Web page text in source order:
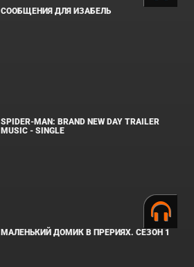
СООБЩЕНИЯ ДЛЯ ИЗАБЕЛЬ
SPIDER-MAN: BRAND NEW DAY TRAILER
MUSIC - SINGLE
МАЛЕНЬКИЙ ДОМИК В ПРЕРИЯХ. СЕЗОН 1